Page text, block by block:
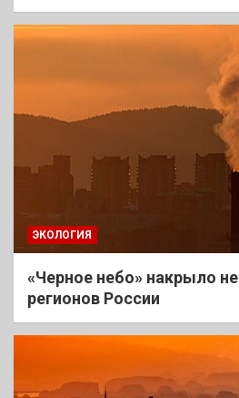
ЭКОЛОГИЯ
«Черное небо» накрыло
регионов России